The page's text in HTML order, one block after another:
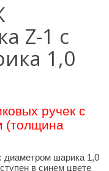
Z-1 с
1,0
ручек с
(толщина
диаметром шарика 1,0
в синем цвете